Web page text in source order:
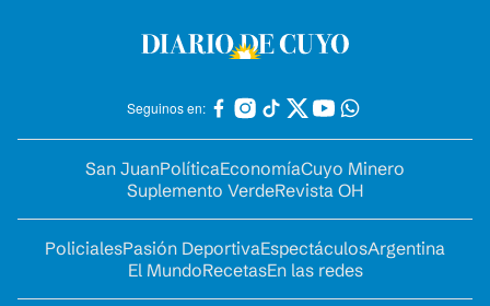
Seguinos en:
San JuanPolíticaEconomíaCuyo Minero
Suplemento VerdeRevista OH
PolicialesPasión DeportivaEspectáculosArgentina
El MundoRecetasEn las redes